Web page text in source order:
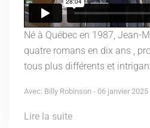
Né à Québec en 1987, Jean-
quatre romans en dix ans ,
tous plus différents et
Avec: Billy Robinson - 06 janvier 2025
Lire la suite